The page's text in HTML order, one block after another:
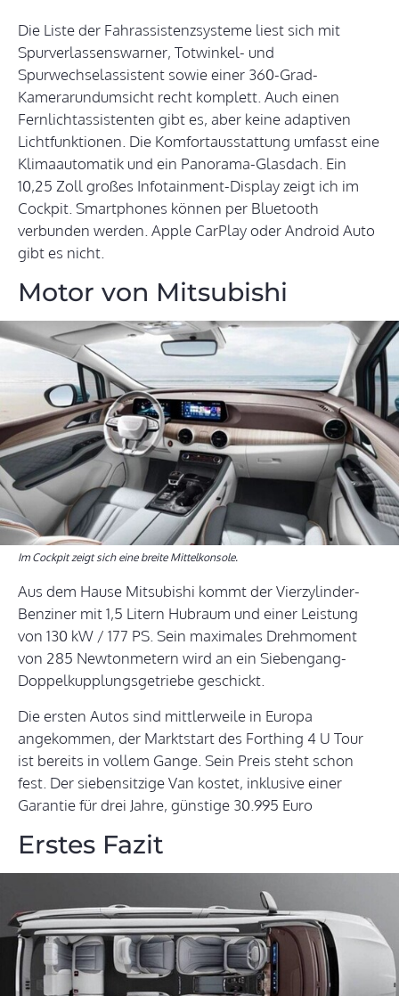
Die Liste der Fahrassistenzsysteme liest sich mit
Spurverlassenswarner, Totwinkel- und
Spurwechselassistent sowie einer 360-Grad-
Kamerarundumsicht recht komplett. Auch einen
Fernlichtassistenten gibt es, aber keine adaptiven
Lichtfunktionen. Die Komfortausstattung umfasst eine
Klimaautomatik und ein Panorama-Glasdach. Ein
10,25 Zoll großes Infotainment-Display zeigt ich im
Cockpit. Smartphones können per Bluetooth
verbunden werden. Apple CarPlay oder Android Auto
gibt es nicht.
Motor von Mitsubishi
Im Cockpit zeigt sich eine breite Mittelkonsole.
Aus dem Hause Mitsubishi kommt der Vierzylinder-
Benziner mit 1,5 Litern Hubraum und einer Leistung
von 130 kW / 177 PS. Sein maximales Drehmoment
von 285 Newtonmetern wird an ein Siebengang-
Doppelkupplungsgetriebe geschickt.
Die ersten Autos sind mittlerweile in Europa
angekommen, der Marktstart des Forthing 4 U Tour
ist bereits in vollem Gange. Sein Preis steht schon
fest. Der siebensitzige Van kostet, inklusive einer
Garantie für drei Jahre, günstige 30.995 Euro
Erstes Fazit